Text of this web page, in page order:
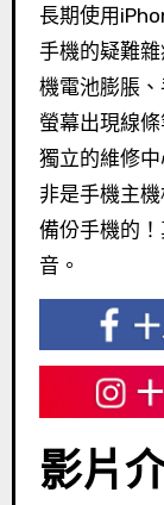
長期使用
手機的疑難
機電池膨脹
螢幕出現線
獨立的維修
非是手機主
備份手機的
音。
影片